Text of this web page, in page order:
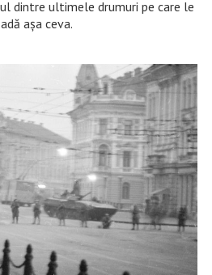
dintre ultimele drumuri pe care le
așa ceva.